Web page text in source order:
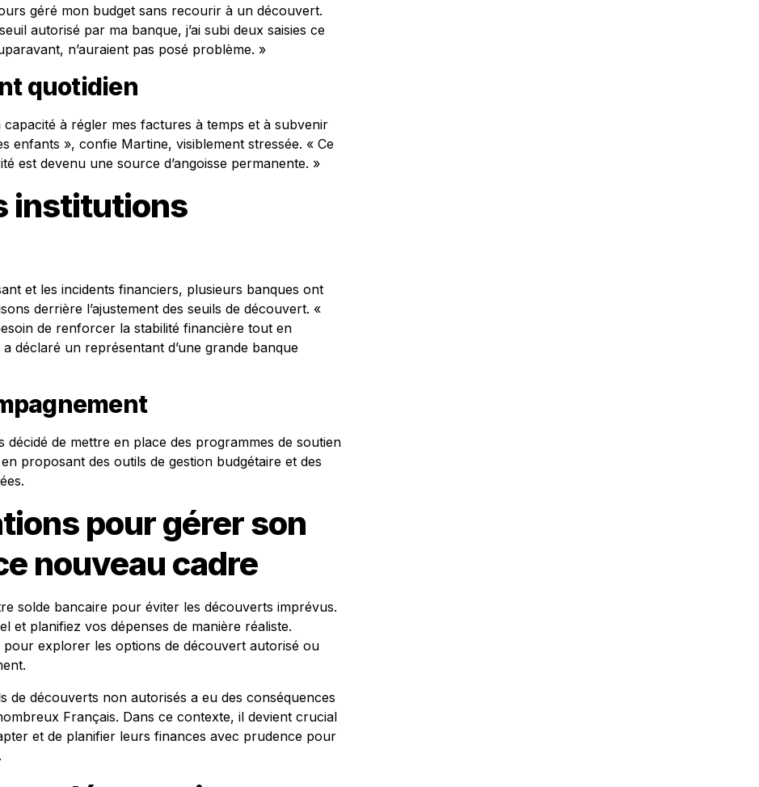
géré mon budget sans recourir à un découvert.
autorisé par ma banque, j’ai subi deux saisies ce
n’auraient pas posé problème. »
quotidien
à régler mes factures à temps et à subvenir
enfants », confie Martine, visiblement stressée. « Ce
est devenu une source d’angoisse permanente. »
institutions
et les incidents financiers, plusieurs banques ont
derrière l’ajustement des seuils de découvert. «
de renforcer la stabilité financière tout en
déclaré un représentant d’une grande banque
décidé de mettre en place des programmes de soutien
proposant des outils de gestion budgétaire et des
pour gérer son
nouveau cadre
solde bancaire pour éviter les découverts imprévus.
et planifiez vos dépenses de manière réaliste.
explorer les options de découvert autorisé ou
de découverts non autorisés a eu des conséquences
Français. Dans ce contexte, il devient crucial
et de planifier leurs finances avec prudence pour